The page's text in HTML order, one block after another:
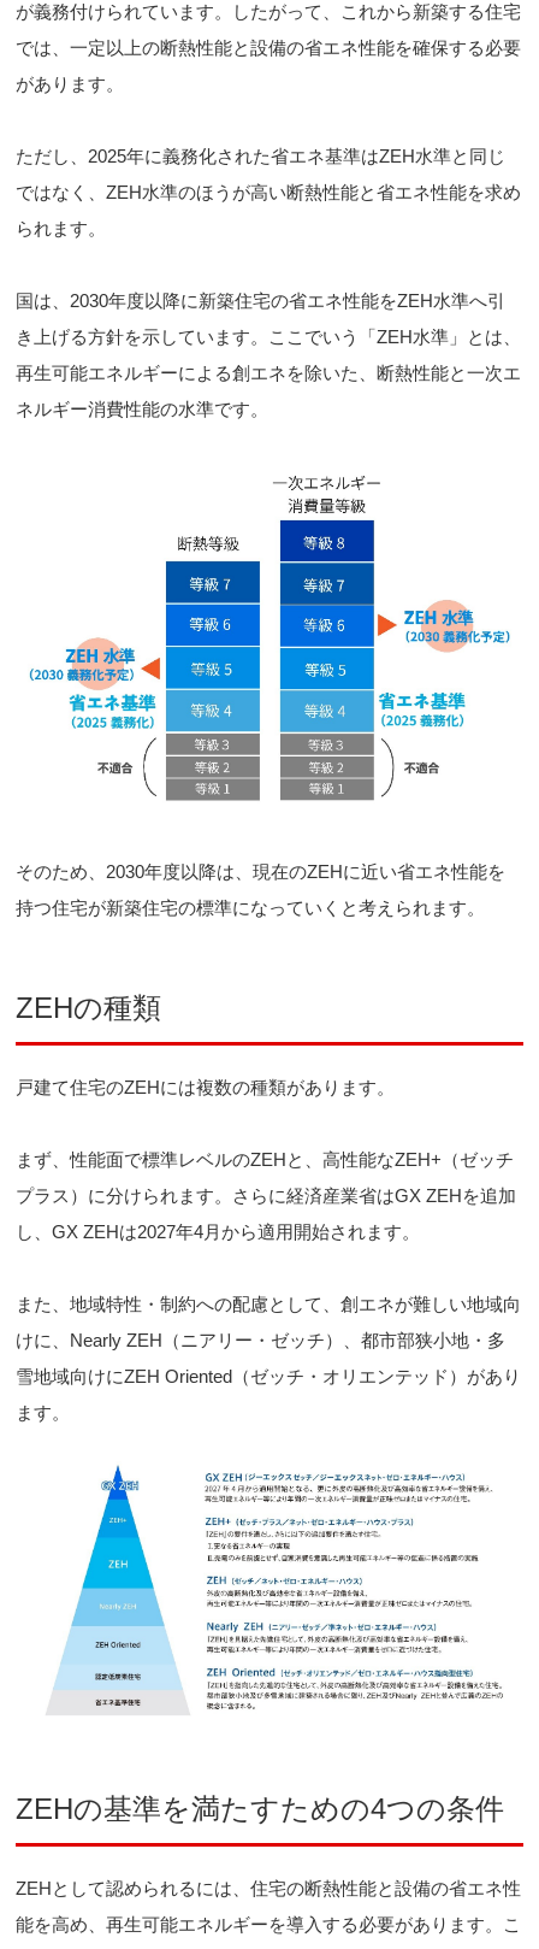
が義務付けられています。したがって、これから新築する住宅
では、一定以上の断熱性能と設備の省エネ性能を確保する必要
があります。
ただし、2025年に義務化された省エネ基準はZEH水準と同じ
ではなく、ZEH水準のほうが高い断熱性能と省エネ性能を求め
られます。
国は、2030年度以降に新築住宅の省エネ性能をZEH水準へ引
き上げる方針を示しています。ここでいう「ZEH水準」とは、
再生可能エネルギーによる創エネを除いた、断熱性能と一次エ
ネルギー消費性能の水準です。
そのため、2030年度以降は、現在のZEHに近い省エネ性能を
持つ住宅が新築住宅の標準になっていくと考えられます。
ZEHの種類
戸建て住宅のZEHには複数の種類があります。
まず、性能面で標準レベルのZEHと、高性能なZEH+（ゼッチ
プラス）に分けられます。さらに経済産業省はGX ZEHを追加
し、GX ZEHは2027年4月から適用開始されます。
また、地域特性・制約への配慮として、創エネが難しい地域向
けに、Nearly ZEH（ニアリー・ゼッチ）、都市部狭小地・多
雪地域向けにZEH Oriented（ゼッチ・オリエンテッド）があり
ます。
ZEHの基準を満たすための4つの条件
ZEHとして認められるには、住宅の断熱性能と設備の省エネ性
能を高め、再生可能エネルギーを導入する必要があります。こ